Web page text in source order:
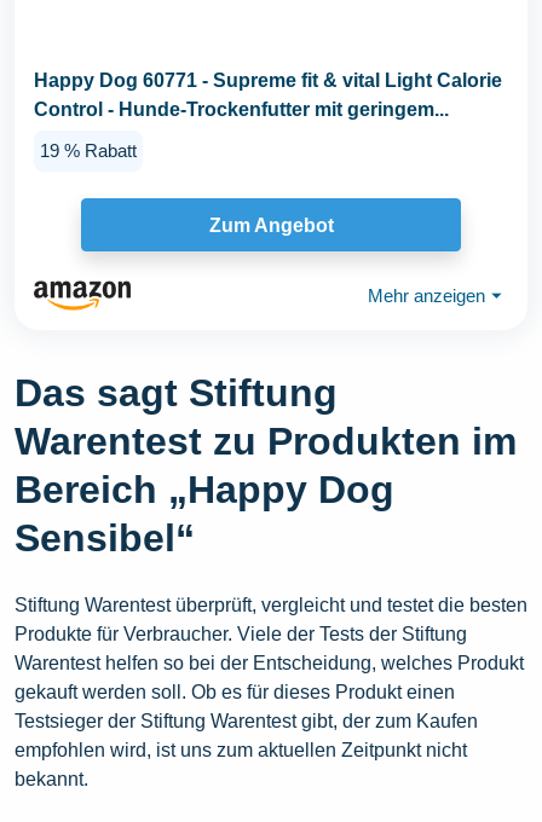
Happy Dog 60771 - Supreme fit & vital Light Calorie
Control - Hunde-Trockenfutter mit geringem...
19 % Rabatt
Zum Angebot
Mehr anzeigen ⏷
Das sagt Stiftung
Warentest zu Produkten im
Bereich „Happy Dog
Sensibel“
Stiftung Warentest überprüft, vergleicht und testet die besten
Produkte für Verbraucher. Viele der Tests der Stiftung
Warentest helfen so bei der Entscheidung, welches Produkt
gekauft werden soll. Ob es für dieses Produkt einen
Testsieger der Stiftung Warentest gibt, der zum Kaufen
empfohlen wird, ist uns zum aktuellen Zeitpunkt nicht
bekannt.